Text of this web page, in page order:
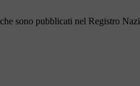
sono pubblicati nel Registro